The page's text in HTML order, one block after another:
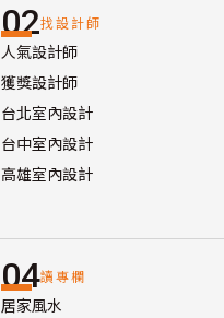
02找設計師
人氣設計師
獲獎設計師
台北室內設計
台中室內設計
高雄室內設計
04讀專欄
居家風水